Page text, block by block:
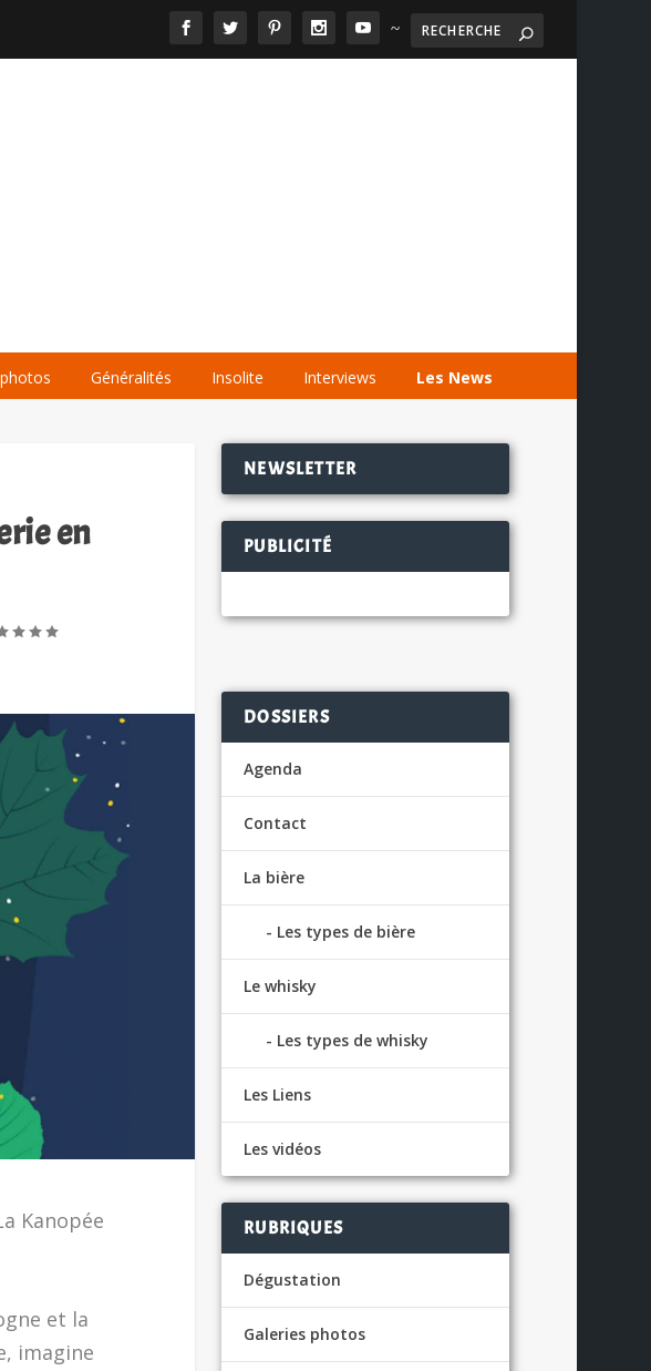
~
Généralités Insolite Interviews Les News
en
Kanopée
et la
imagine
NEWSLETTER
PUBLICITÉ
DOSSIERS
Agenda
Contact
La bière
Les types de bière
Le whisky
Les types de whisky
Les Liens
Les vidéos
RUBRIQUES
Dégustation
Galeries photos